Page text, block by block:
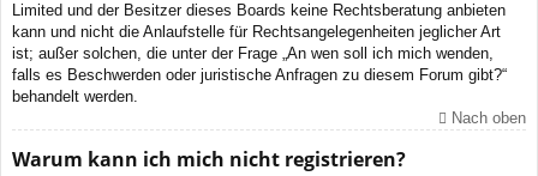
Limited und der Besitzer dieses Boards keine Rechtsberatung anbieten
kann und nicht die Anlaufstelle für Rechtsangelegenheiten jeglicher Art
ist; außer solchen, die unter der Frage „An wen soll ich mich wenden,
falls es Beschwerden oder juristische Anfragen zu diesem Forum gibt?“
behandelt werden.
Nach oben
Warum kann ich mich nicht registrieren?